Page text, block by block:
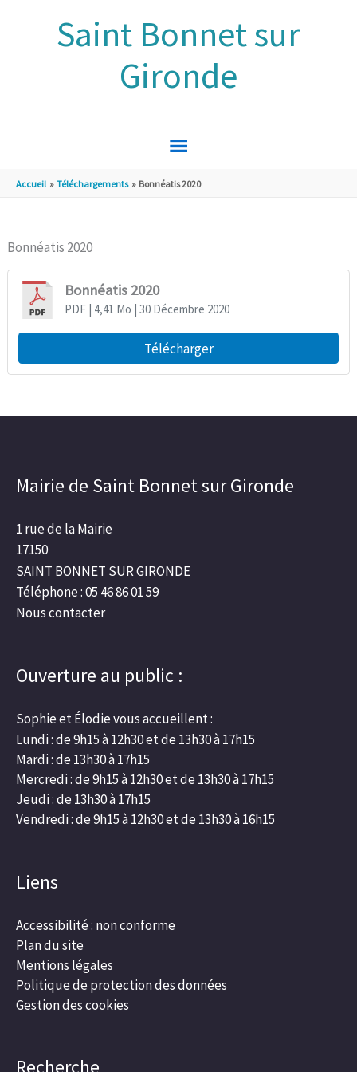
Saint Bonnet sur
Gironde
MENU
PRINCIPAL
Accueil Téléchargements Bonnéatis 2020
Bonnéatis 2020
Bonnéatis 2020
PDF| 4,41 Mo | 30 Décembre 2020
Télécharger
Mairie de Saint Bonnet sur Gironde
1 rue de la Mairie
17150
SAINT BONNET SUR GIRONDE
Téléphone : 05 46 86 01 59
Nous contacter
Ouverture au public :
Sophie et Élodie vous accueillent :
Lundi : de 9h15 à 12h30 et de 13h30 à 17h15
Mardi : de 13h30 à 17h15
Mercredi : de 9h15 à 12h30 et de 13h30 à 17h15
Jeudi : de 13h30 à 17h15
Vendredi : de 9h15 à 12h30 et de 13h30 à 16h15
Liens
Accessibilité : non conforme
Plan du site
Mentions légales
Politique de protection des données
Gestion des cookies